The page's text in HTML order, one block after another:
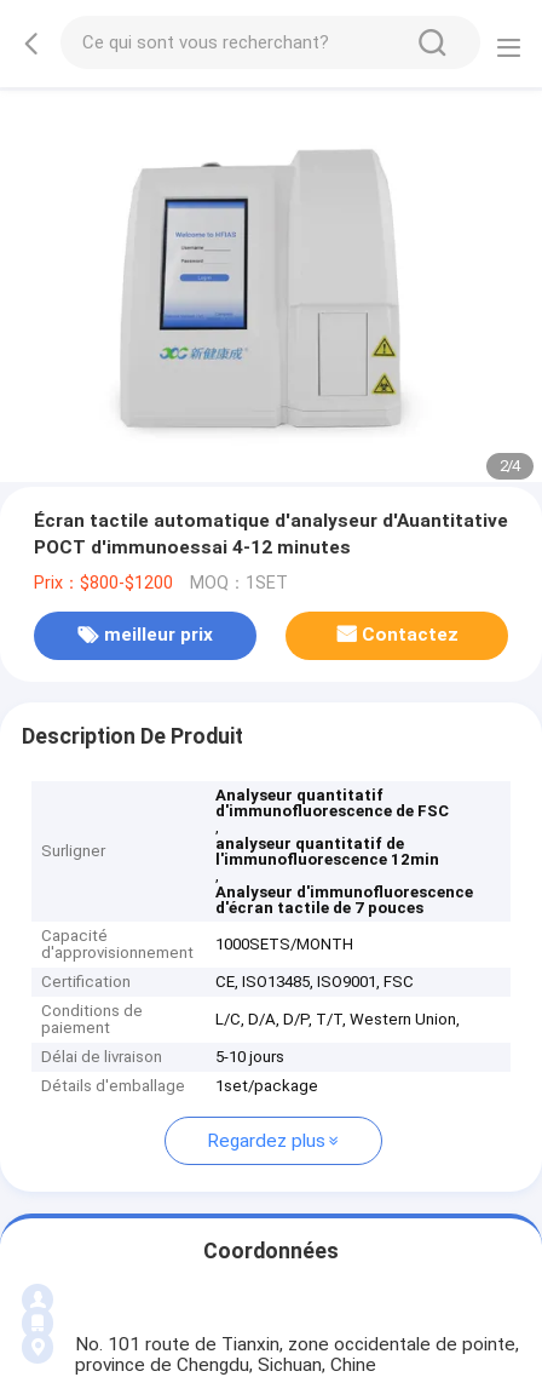
2/4
Écran tactile automatique d'analyseur d'Auantitative
POCT d'immunoessai 4-12 minutes
Prix：$800-$1200 MOQ：1SET
meilleur prix Contactez
Description De Produit
Surligner
Analyseur quantitatif
d'immunofluorescence de FSC
,
analyseur quantitatif de
l'immunofluorescence 12min
,
Analyseur d'immunofluorescence
d'écran tactile de 7 pouces
Capacité
d'approvisionnement
1000SETS/MONTH
Certification
CE, ISO13485, ISO9001, FSC
Conditions de
paiement
L/C, D/A, D/P, T/T, Western Union,
Délai de livraison
5-10 jours
Détails d'emballage
1set/package
Regardez plus
Coordonnées
No. 101 route de Tianxin, zone occidentale de pointe,
province de Chengdu, Sichuan, Chine